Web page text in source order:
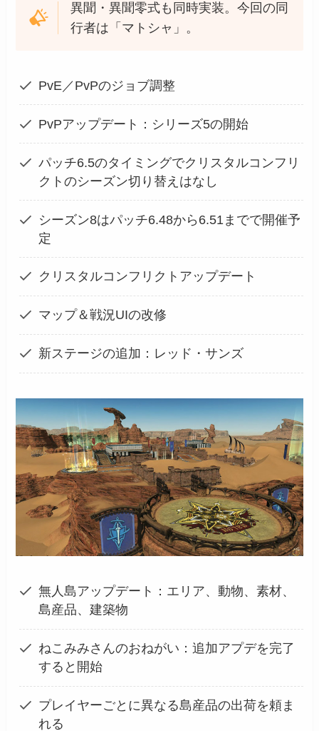
異聞・異聞零式も同時実装。今回の同
行者は「マトシャ」。
PvE／PvPのジョブ調整
PvPアップデート：シリーズ5の開始
パッチ6.5のタイミングでクリスタルコンフリ
クトのシーズン切り替えはなし
シーズン8はパッチ6.48から6.51までで開催予
定
クリスタルコンフリクトアップデート
マップ＆戦況UIの改修
新ステージの追加：レッド・サンズ
無人島アップデート：エリア、動物、素材、
島産品、建築物
ねこみみさんのおねがい：追加アプデを完了
すると開始
プレイヤーごとに異なる島産品の出荷を頼ま
れる